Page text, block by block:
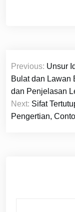
Navigasi
pos
Previous: Unsur
Bulat dan Lawan
dan Penjelasan
Next: Sifat
Pengertian,